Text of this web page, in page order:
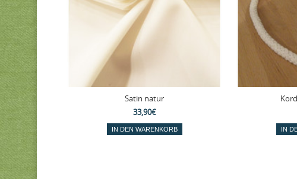
Satin natur
33,90€
IN DEN WARENKORB IN